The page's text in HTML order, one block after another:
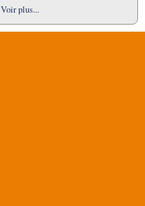
Voir plus...